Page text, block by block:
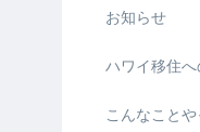
お知らせ
ハワイ移住へ
こんなこと